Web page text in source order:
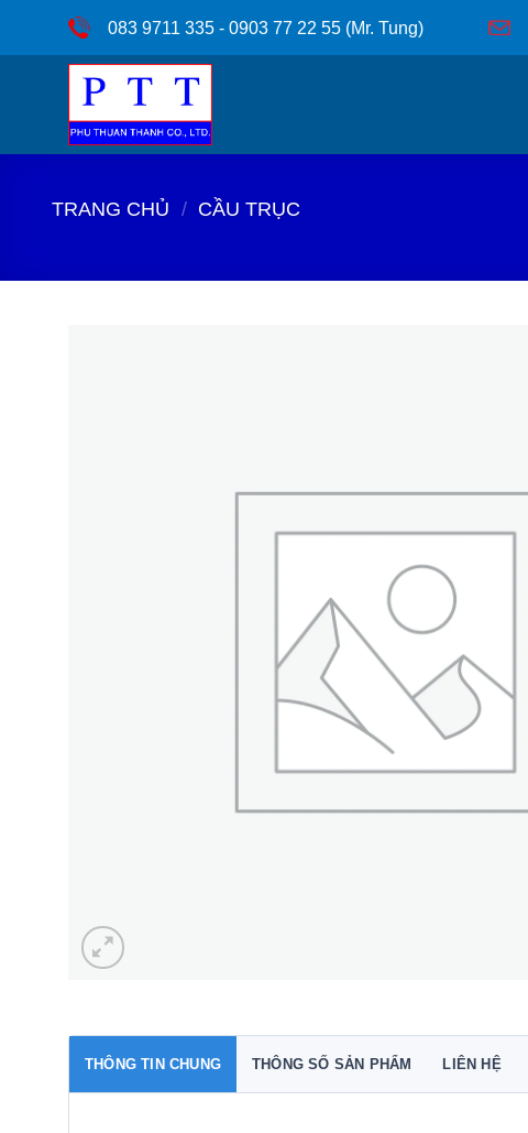
083 9711 335 - 0903 77 22 55 (Mr. Tung)
TRANG CHỦ / CẦU TRỤC
THÔNG TIN CHUNG THÔNG SỐ SẢN PHẨM LIÊN HỆ